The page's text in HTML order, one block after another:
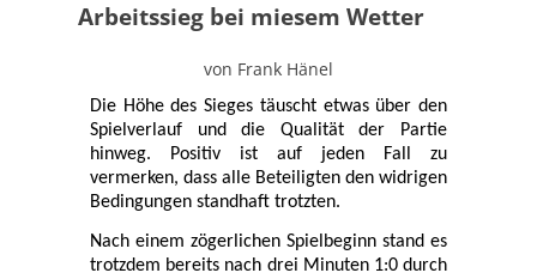
Arbeitssieg bei miesem Wetter
von Frank Hänel
Die Höhe des Sieges täuscht etwas über den
Spielverlauf und die Qualität der Partie
hinweg. Positiv ist auf jeden Fall zu
vermerken, dass alle Beteiligten den widrigen
Bedingungen standhaft trotzten.
Nach einem zögerlichen Spielbeginn stand es
trotzdem bereits nach drei Minuten 1:0 durch